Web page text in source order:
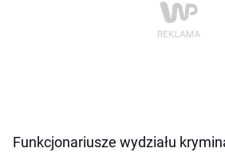
Funkcjonariusze wydziału